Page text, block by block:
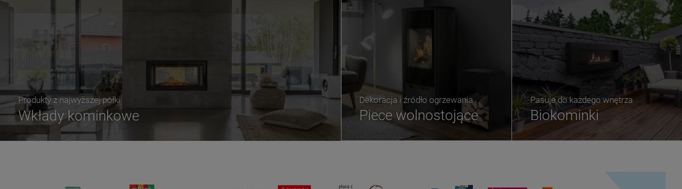
Produkty z najwyższej półki
Wkłady kominkowe
Dekoracja i źródło ogrzewania
Piece wolnostojące
Pasuje do każdego wnętrza
Biokominki